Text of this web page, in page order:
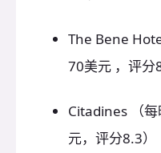
The Bene
70美元 ，评分
Citadines （
元，评分8.3）